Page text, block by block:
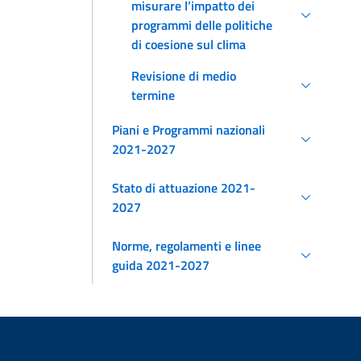
misurare l’impatto dei
programmi delle politiche
di coesione sul clima
Revisione di medio
termine
Piani e Programmi nazionali
2021-2027
Stato di attuazione 2021-
2027
Norme, regolamenti e linee
guida 2021-2027